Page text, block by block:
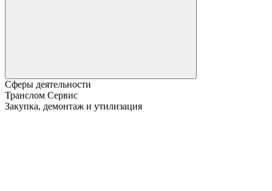
Сферы деятельности
Транслом Сервис
Закупка, демонтаж и утилизация